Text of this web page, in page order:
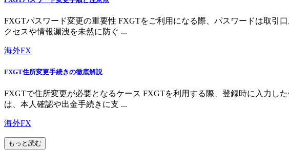
FXGTパスワード変更の重要性 FXGTをご利用になる際、パスワードは取引
クセスや情報漏洩を未然に防ぐ ...
海外FX
FXGT住所変更手続きの徹底解説
FXGTで住所変更が必要となるケース FXGTを利用する際、登録時に入力し
は、本人確認や出金手続きに支 ...
海外FX
もっと読む